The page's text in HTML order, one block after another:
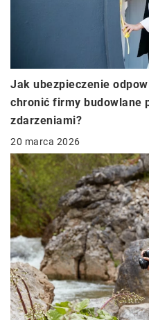
Jak ubezpieczenie
chronić firmy budowlane
zdarzeniami?
20 marca 2026